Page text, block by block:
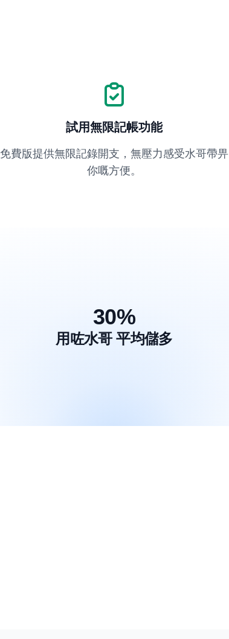
試用無限記帳功能
免費版提供無限記錄開支，無壓力感受水哥帶畀
你嘅方便。
30%
用咗水哥 平均儲多